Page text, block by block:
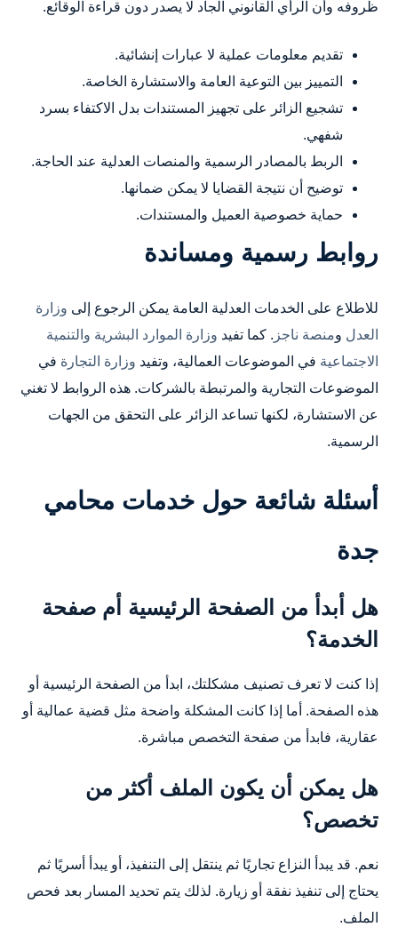
ظروفه وأن الرأي القانوني الجاد لا يصدر دون قراءة الوقائع.
تقديم معلومات عملية لا عبارات إنشائية.
التمييز بين التوعية العامة والاستشارة الخاصة.
تشجيع الزائر على تجهيز المستندات بدل الاكتفاء بسرد
شفهي.
الربط بالمصادر الرسمية والمنصات العدلية عند الحاجة.
توضيح أن نتيجة القضايا لا يمكن ضمانها.
حماية خصوصية العميل والمستندات.
روابط رسمية ومساندة
للاطلاع على الخدمات العدلية العامة يمكن الرجوع إلى وزارة
العدل ومنصة ناجز . كما تفيد وزارة الموارد البشرية والتنمية
الاجتماعية في الموضوعات العمالية، وتفيد وزارة التجارة في
الموضوعات التجارية والمرتبطة بالشركات. هذه الروابط لا تغني
عن الاستشارة، لكنها تساعد الزائر على التحقق من الجهات
الرسمية.
أسئلة شائعة حول خدمات محامي
جدة
هل أبدأ من الصفحة الرئيسية أم صفحة
الخدمة؟
إذا كنت لا تعرف تصنيف مشكلتك، ابدأ من الصفحة الرئيسية أو
هذه الصفحة. أما إذا كانت المشكلة واضحة مثل قضية عمالية أو
عقارية، فابدأ من صفحة التخصص مباشرة.
هل يمكن أن يكون الملف أكثر من
تخصص؟
نعم. قد يبدأ النزاع تجاريًا ثم ينتقل إلى التنفيذ، أو يبدأ أسريًا ثم
يحتاج إلى تنفيذ نفقة أو زيارة. لذلك يتم تحديد المسار بعد فحص
الملف.